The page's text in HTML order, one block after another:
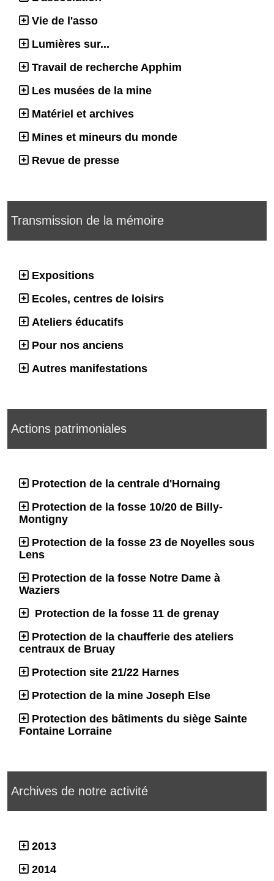
Vie de l'asso
Lumières sur...
Travail de recherche Apphim
Les musées de la mine
Matériel et archives
Mines et mineurs du monde
Revue de presse
Transmission de la mémoire
Expositions
Ecoles, centres de loisirs
Ateliers éducatifs
Pour nos anciens
Autres manifestations
Actions patrimoniales
Protection de la centrale d'Hornaing
Protection de la fosse 10/20 de Billy-
Montigny
Protection de la fosse 23 de Noyelles sous
Lens
Protection de la fosse Notre Dame à
Waziers
Protection de la fosse 11 de grenay
Protection de la chaufferie des ateliers
centraux de Bruay
Protection site 21/22 Harnes
Protection de la mine Joseph Else
Protection des bâtiments du siège Sainte
Fontaine Lorraine
Archives de notre activité
2013
2014